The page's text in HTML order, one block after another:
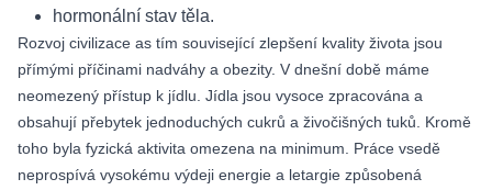
hormonální stav těla.
Rozvoj civilizace as tím související zlepšení kvality života jsou
přímými příčinami nadváhy a obezity. V dnešní době máme
neomezený přístup k jídlu. Jídla jsou vysoce zpracována a
obsahují přebytek jednoduchých cukrů a živočišných tuků. Kromě
toho byla fyzická aktivita omezena na minimum. Práce vsedě
neprospívá vysokému výdeji energie a letargie způsobená